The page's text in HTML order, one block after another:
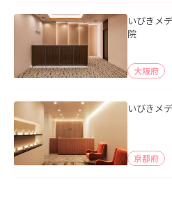
いびきメ
院
大阪府
いびきメ
京都府